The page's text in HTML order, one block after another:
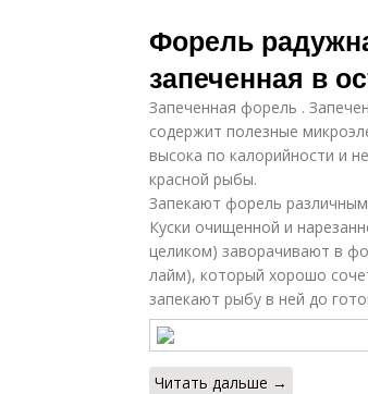
Форель
запеченная в
Запеченная форель .
содержит полезные
высока по калорийности и
красной рыбы.
Запекают форель
Куски очищенной и
целиком) заворачивают в
лайм), который хорошо
запекают рыбу в ней до
Читать дальше →